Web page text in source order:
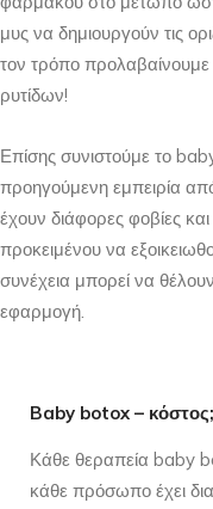
μυς να δημιουργούν τις
τον τρόπο
ρυτίδων!
Επίσης συνιστούμε το
προηγούμενη εμπειρία
έχουν διάφορες φοβίες
προκειμένου να
συνέχεια μπορεί να
εφαρμογή.
Baby botox – κόστος;
Κάθε θεραπεία baby
κάθε πρόσωπο έχει